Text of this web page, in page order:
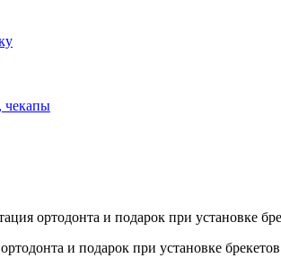
чекапы
ортодонта и подарок при установке
и подарок при установке